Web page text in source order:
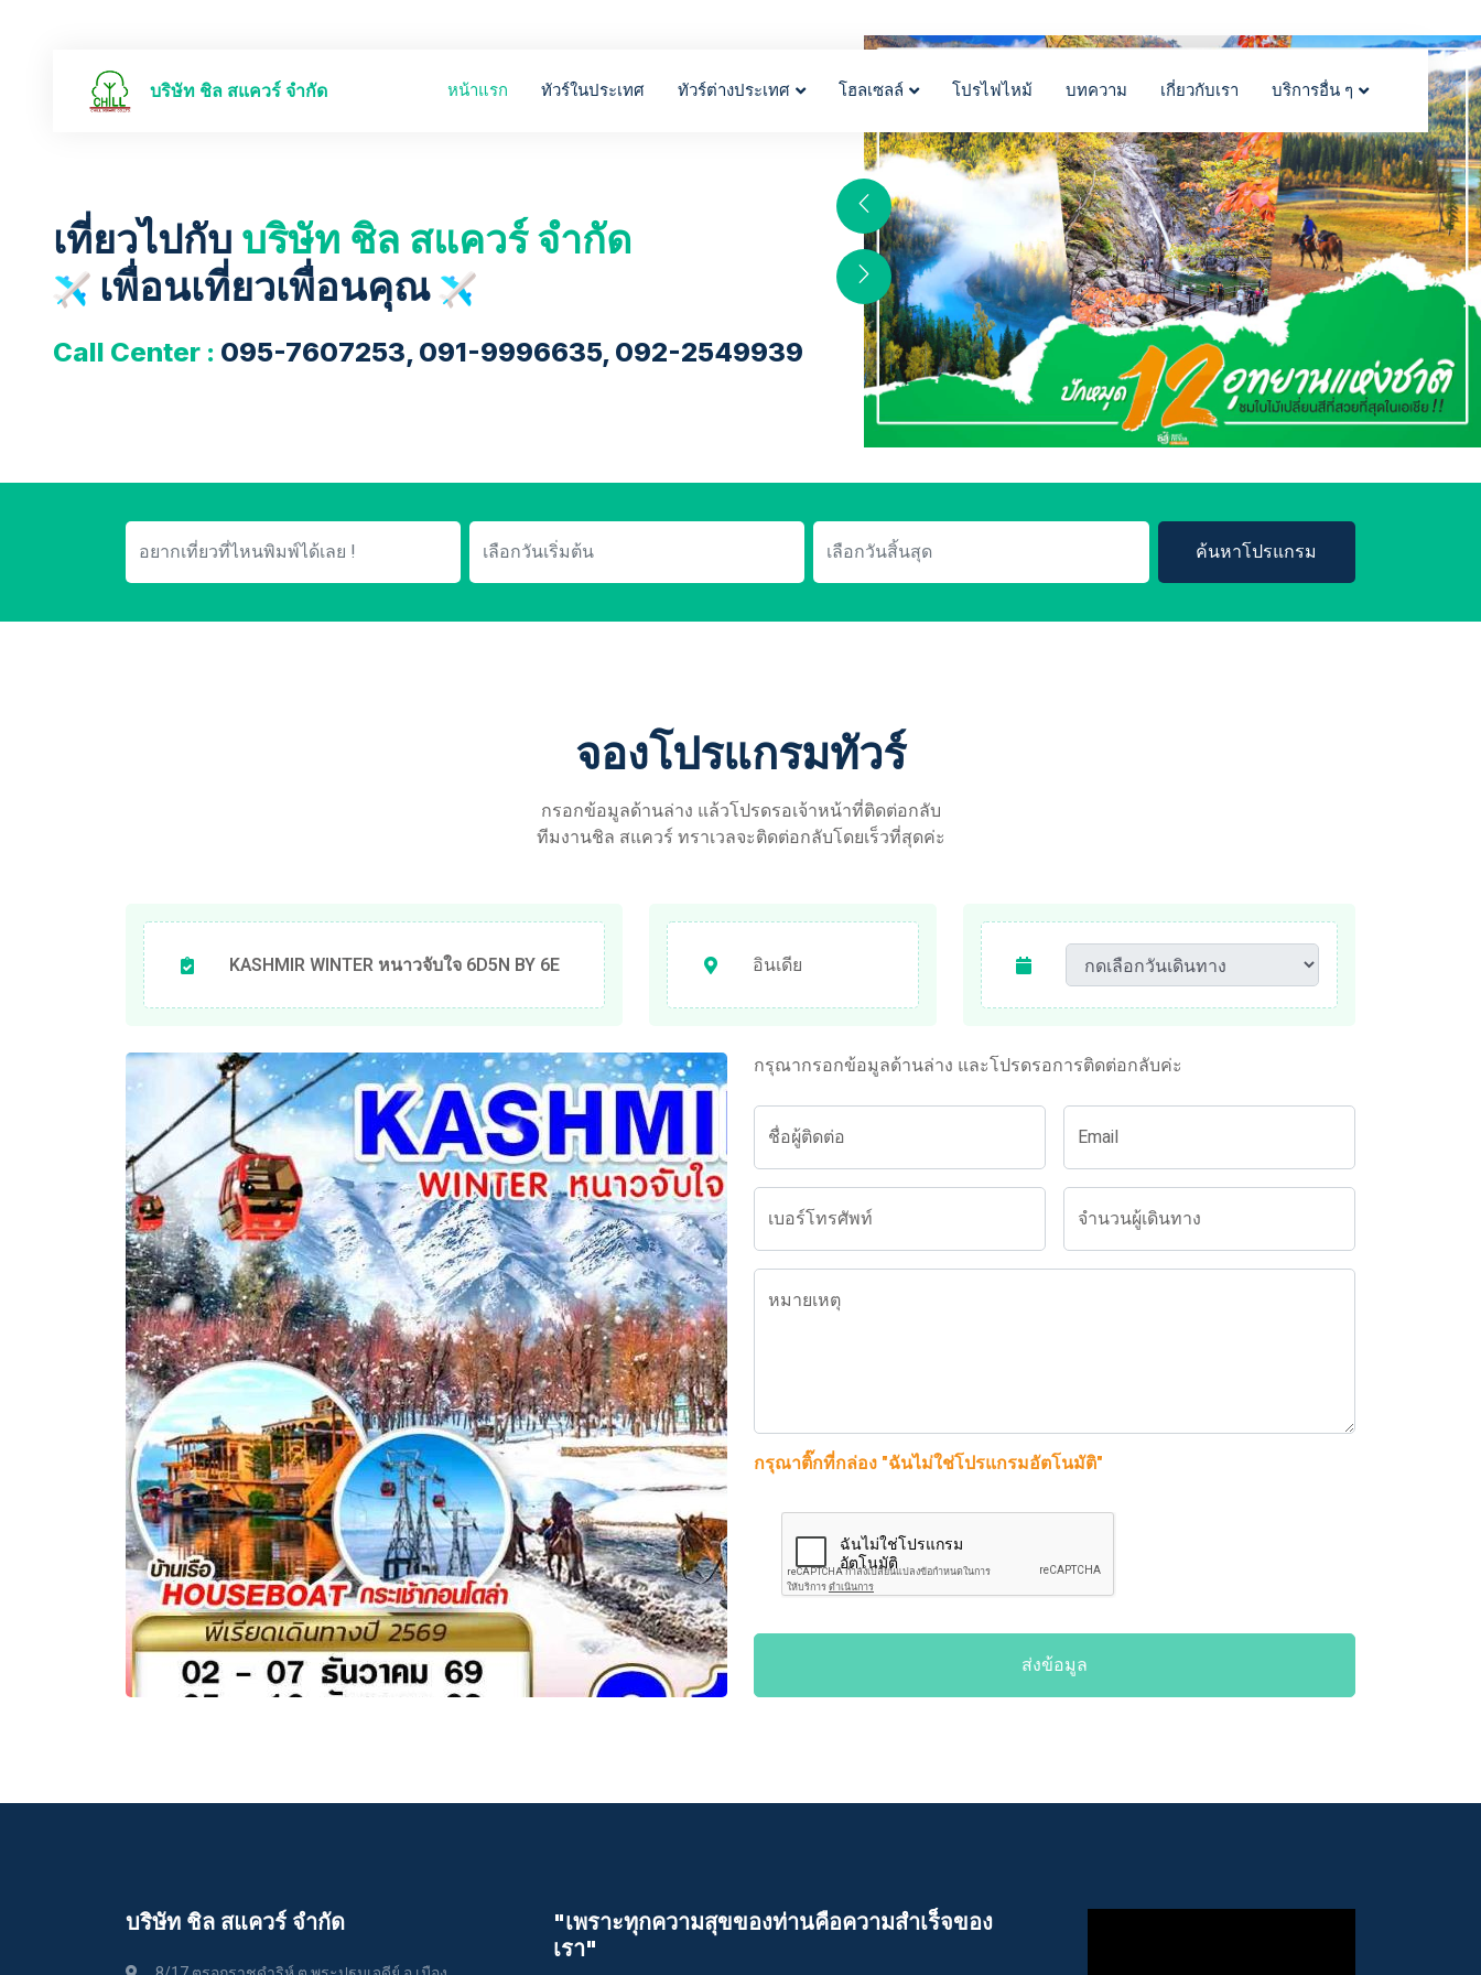
บริษัท ชิล สแควร์ จำกัด หน้าแรก ทัวร์ในประเทศ ทัวร์ต่างประเทศ โฮลเซลล์ โปรไฟไหม้ บทความ เกี่ยวกับเรา บริการอื่น ๆ
เที่ยวไปกับ บริษัท ชิล สแควร์ จำกัด
เพื่อนเที่ยวเพื่อนคุณ
Call Center : 095-7607253, 091-9996635, 092-2549939
ค้นหาโปรแกรม
จองโปรแกรมทัวร์
กรอกข้อมูลด้านล่าง แล้วโปรดรอเจ้าหน้าที่ติดต่อกลับ
ทีมงานชิล สแควร์ ทราเวลจะติดต่อกลับโดยเร็วที่สุดค่ะ
KASHMIR WINTER หนาวจับใจ 6D5N BY 6E อินเดีย
กรุณากรอกข้อมูลด้านล่าง และโปรดรอการติดต่อกลับค่ะ
ชื่อผู้ติดต่อ Email
เบอร์โทรศัพท์ จำนวนผู้เดินทาง
หมายเหตุ
กรุณาติ๊กที่กล่อง "ฉันไม่ใช่โปรแกรมอัตโนมัติ"
ส่งข้อมูล
บริษัท ชิล สแควร์ จำกัด
"เพราะทุกความสุขของท่านคือความสําเร็จของ
เรา"